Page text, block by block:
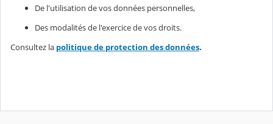
De l'utilisation de vos données personnelles,
Des modalités de l'exercice de vos droits.
Consultez la politique de protection des données.